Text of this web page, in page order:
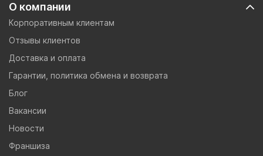
О компании
Корпоративным клиентам
Отзывы клиентов
Доставка и оплата
Гарантии, политика обмена и возврата
Блог
Вакансии
Новости
Франшиза